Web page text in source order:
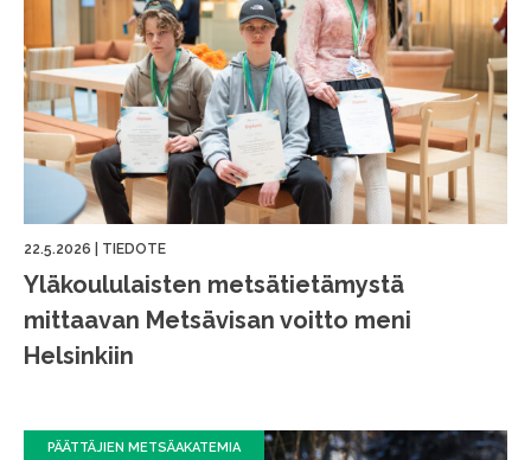
22.5.2026 TIEDOTE
Yläkoululaisten metsätietämystä
mittaavan Metsävisan voitto meni
Helsinkiin
PÄÄTTÄJIEN METSÄAKATEMIA